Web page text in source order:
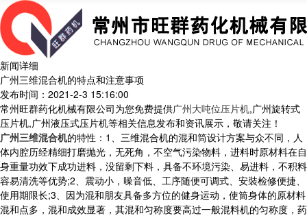
新闻详细
广州三维混合机的特点和注意事项
发布时间：2021-2-3 15:16:00
常州旺群药化机械有限公司为您免费提供广州大吨位压片机,广州旋转式
压片机,广州液压式压片机等相关信息发布和资讯展示，敬请关注！
广州三维混合机的特性：1、三维混合机的混和筒设计方案与众不同，人
体内腔历经精细打磨抛光，无死角，不空气污染物料，进料时原材料在自
身重量功效下成功进料，没留剩下料，具备不环境污染、易进料，不积料
容易清洗等优势;2、震动小，噪音低、工序随便可调式、安裝检修便捷、
使用期限长;3、因为混和朋友具备多方位的健身运动，使筒身体的原材料
混和点多，混和成效显著，其混和匀称度要高过一般混料机的匀称度，药